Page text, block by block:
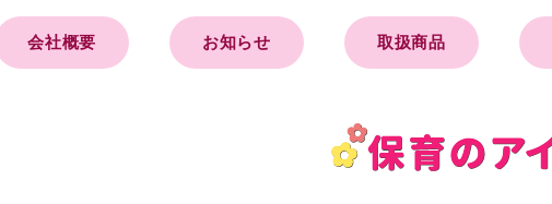
会社概要 お知らせ 取扱商品